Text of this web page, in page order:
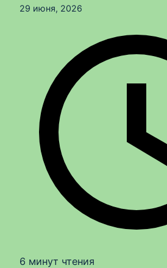
29 июня, 2026
6 минут чтения